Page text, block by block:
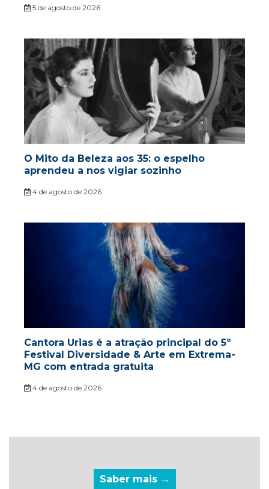
5 de agosto de 2026
O Mito da Beleza aos 35: o espelho
aprendeu a nos vigiar sozinho
4 de agosto de 2026
Cantora Urias é a atração principal do 5º
Festival Diversidade & Arte em Extrema-
MG com entrada gratuita
4 de agosto de 2026
Saber mais →